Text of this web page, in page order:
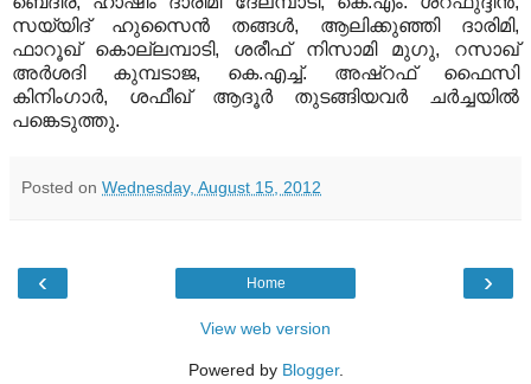
സയ്യിദ് ഹുസൈന്‍ തങ്ങള്‍, ആലിക്കുഞ്ഞി ദാരിമി,
ഫാറൂഖ് കൊല്ലമ്പാടി, ശരീഫ് നിസാമി മുഗു, റസാഖ്
അര്‍ശദി കുമ്പടാജ, കെ.എച്ച്. അഷ്‌റഫ് ഫൈസി
കിനിംഗാര്‍, ശഫീഖ് ആദൂര്‍ തുടങ്ങിയവര്‍ ചര്‍ച്ചയില്‍
പങ്കെടുത്തു.
Posted on Wednesday, August 15, 2012
‹ ›
Home
View web version
Powered by Blogger.